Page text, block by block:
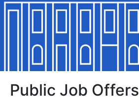
Show/Hide
Show/Hide
Show/Hide
Public Job Offers